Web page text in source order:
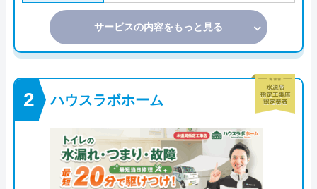
サービスの内容をもっと見る
ハウスラボホーム